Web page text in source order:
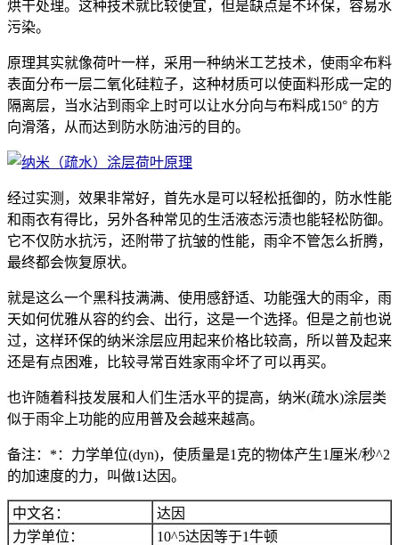
烘干处理。这种技术就比较便宜，但是缺点是不环保，容易水
污染。
原理其实就像荷叶一样，采用一种纳米工艺技术，使雨伞布料
表面分布一层二氧化硅粒子，这种材质可以使面料形成一定的
隔离层，当水沾到雨伞上时可以让水分向与布料成150° 的方
向滑落，从而达到防水防油污的目的。
经过实测，效果非常好，首先水是可以轻松抵御的，防水性能
和雨衣有得比，另外各种常见的生活液态污渍也能轻松防御。
它不仅防水抗污，还附带了抗皱的性能，雨伞不管怎么折腾，
最终都会恢复原状。
就是这么一个黑科技满满、使用感舒适、功能强大的雨伞，雨
天如何优雅从容的约会、出行，这是一个选择。但是之前也说
过，这样环保的纳米涂层应用起来价格比较高，所以普及起来
还是有点困难，比较寻常百姓家雨伞坏了可以再买。
也许随着科技发展和人们生活水平的提高，纳米(疏水)涂层类
似于雨伞上功能的应用普及会越来越高。
备注：*：力学单位(dyn)，使质量是1克的物体产生1厘米/秒^2
的加速度的力，叫做1达因。
中文名：
达因
力学单位：
10^5达因等于1牛顿